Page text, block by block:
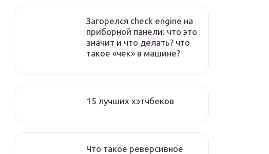
Загорелся check engine на
приборной панели: что это
значит и что делать? что
такое «чек» в машине?
15 лучших хэтчбеков
Что такое реверсивное